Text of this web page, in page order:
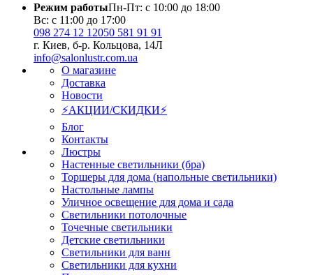
Режим работыПн-Пт: с 10:00 до 18:00
Вс: с 11:00 до 17:00
098 274 12 12050 581 91 91
г. Киев, б-р. Кольцова, 14Л
info@salonlustr.com.ua
О магазине
Доставка
Новости
⚡АКЦИИ/СКИДКИ⚡
Блог
Контакты
Люстры
Настенные светильники (бра)
Торшеры для дома (напольные светильники)
Настольные лампы
Уличное освещение для дома и сада
Светильники потолочные
Точечные светильники
Детские светильники
Светильники для ванн
Светильники для кухни